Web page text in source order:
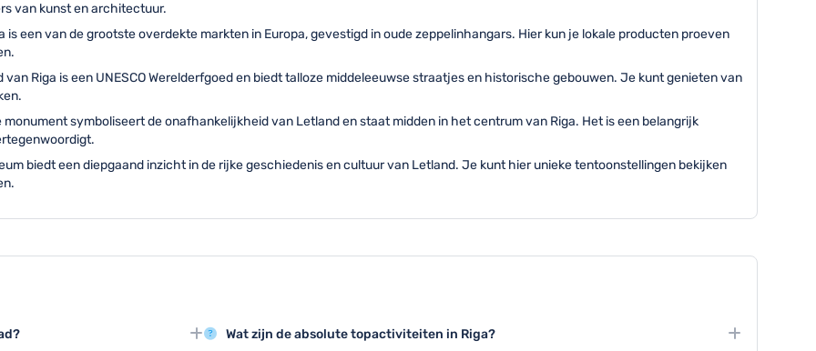
van kunst en architectuur.
is een van de grootste overdekte markten in Europa, gevestigd in oude zeppelinhangars. Hier kun je lokale producten proeven
Riga is een UNESCO Werelderfgoed en biedt talloze middeleeuwse straatjes en historische gebouwen. Je kunt genieten van
monument symboliseert de onafhankelijkheid van Letland en staat midden in het centrum van Riga. Het is een belangrijk
biedt een diepgaand inzicht in de rijke geschiedenis en cultuur van Letland. Je kunt hier unieke tentoonstellingen bekijken
Wat zijn de absolute topactiviteiten in Riga?